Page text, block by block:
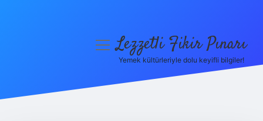
menüyüLezzetli Fikir Pınarı
Yemek kültürleriyle dolu keyifli bilgiler!